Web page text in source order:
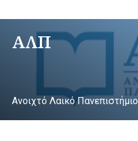
ΑΛΠ
Ανοιχτό Λαικό Πανεπιστήμιο